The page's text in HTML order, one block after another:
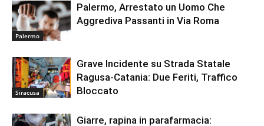
Palermo
Palermo, Arrestato un Uomo Che
Aggrediva Passanti in Via Roma
Siracusa
Grave Incidente su Strada Statale
Ragusa-Catania: Due Feriti, Traffico
Bloccato
Giarre, rapina in parafarmacia: